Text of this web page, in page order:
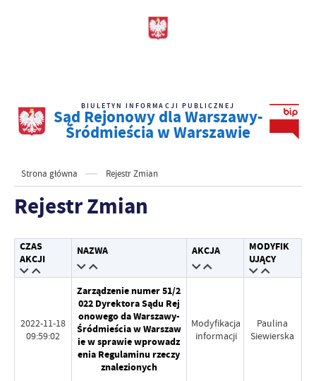
BIULETYN INFORMACJI PUBLICZNEJ
Sąd Rejonowy dla Warszawy-
Śródmieścia w Warszawie
Strona główna Rejestr Zmian
Rejestr Zmian
CZAS
AKCJI
NAZWA AKCJA
MODYFIK
UJĄCY
2022-11-18
09:59:02
Zarządzenie numer 51/2
022 Dyrektora Sądu Rej
onowego da Warszawy-
Śródmieścia w Warszaw
ie w sprawie wprowadz
enia Regulaminu rzeczy
znalezionych
Modyfikacja
informacji
Paulina
Siewierska